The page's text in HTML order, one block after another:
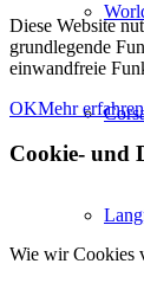
Diese Website
grundlegende
einwandfreie
OKMehr erfahren
Cookie- und
Wie wir Cookies